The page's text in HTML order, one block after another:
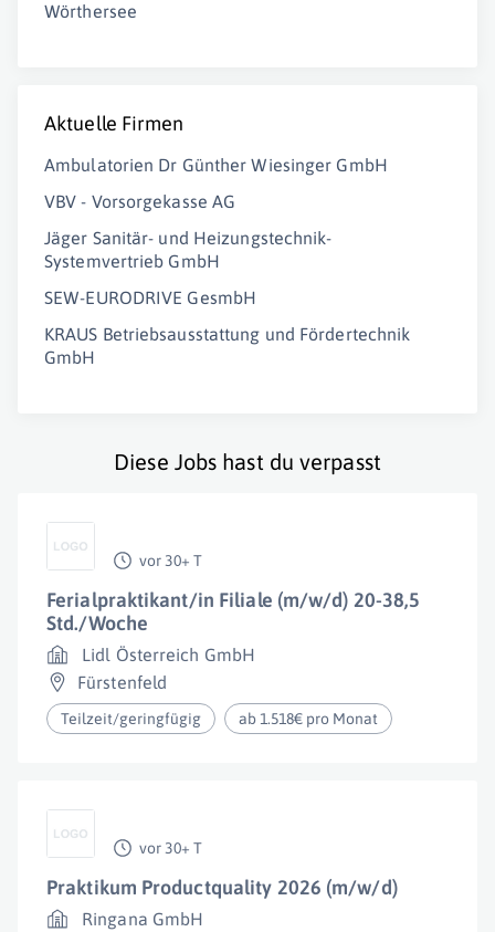
Wörthersee
Aktuelle Firmen
Ambulatorien Dr Günther Wiesinger GmbH
VBV - Vorsorgekasse AG
Jäger Sanitär- und Heizungstechnik-
Systemvertrieb GmbH
SEW-EURODRIVE GesmbH
KRAUS Betriebsausstattung und Fördertechnik
GmbH
Diese Jobs hast du verpasst
vor 30+ T
Ferialpraktikant/in Filiale (m/w/d) 20-38,5
Std./Woche
Lidl Österreich GmbH
Fürstenfeld
Teilzeit/geringfügig ab 1.518€ pro Monat
vor 30+ T
Praktikum Productquality 2026 (m/w/d)
Ringana GmbH